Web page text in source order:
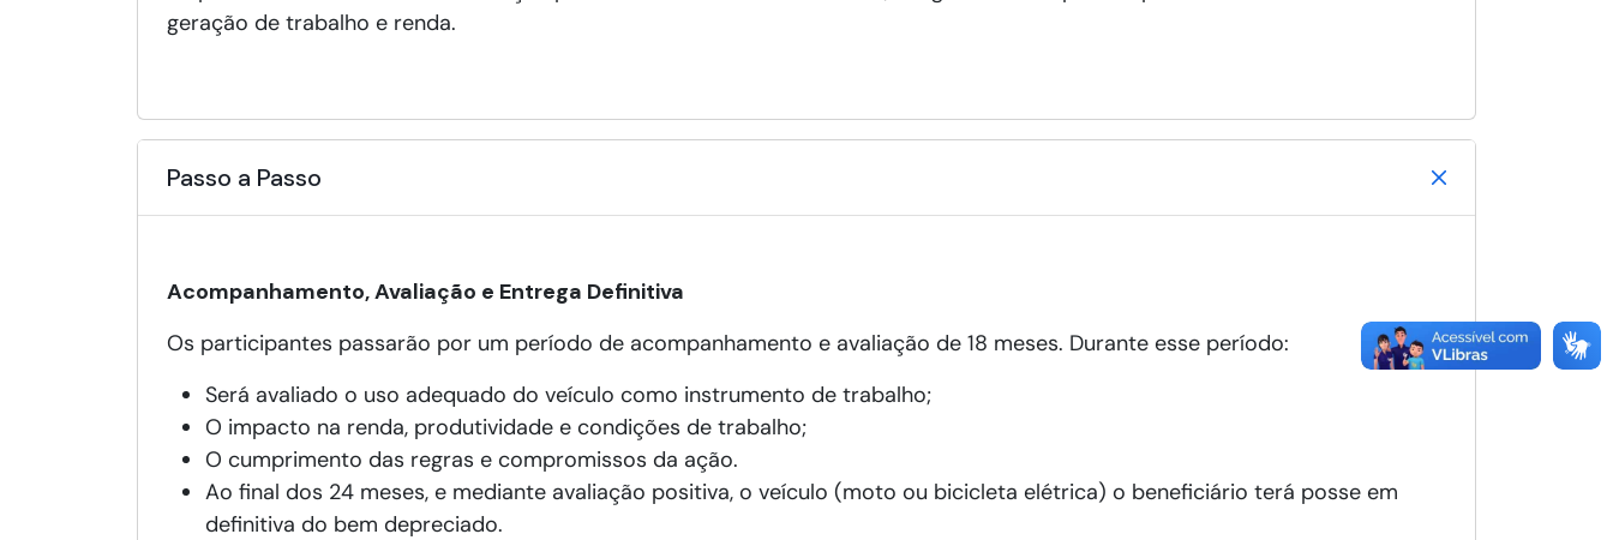
geração de trabalho e renda.
Passo a Passo
Acompanhamento, Avaliação e Entrega Definitiva
Os participantes passarão por um período de acompanhamento e avaliação de 18 meses. Durante esse período:
Será avaliado o uso adequado do veículo como instrumento de trabalho;
O impacto na renda, produtividade e condições de trabalho;
O cumprimento das regras e compromissos da ação.
Ao final dos 24 meses, e mediante avaliação positiva, o veículo (moto ou bicicleta elétrica) o beneficiário terá posse em
definitiva do bem depreciado.